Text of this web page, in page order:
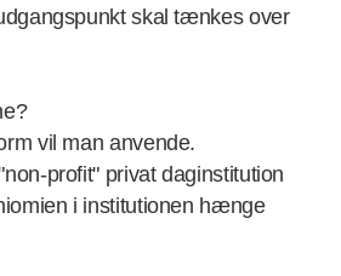
skal tænkes over
vil man anvende.
profit" privat daginstitution
i institutionen hænge